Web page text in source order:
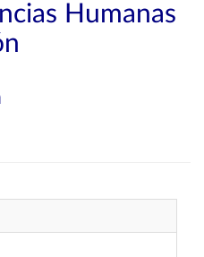
Humanas